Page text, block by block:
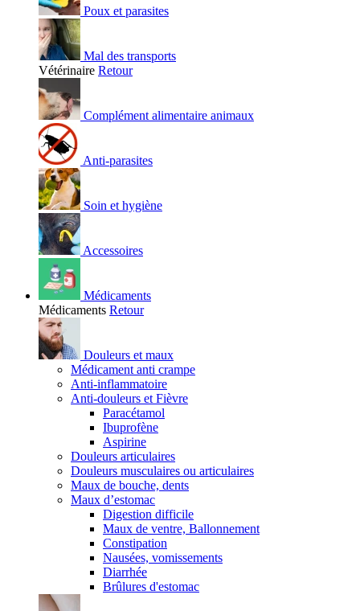
Poux et parasites
Mal des transports
Vétérinaire Retour
Complément alimentaire animaux
Anti-parasites
Soin et hygiène
Accessoires
Médicaments
Médicaments Retour
Douleurs et maux
Médicament anti crampe
Anti-inflammatoire
Anti-douleurs et Fièvre
Paracétamol
Ibuprofène
Aspirine
Douleurs articulaires
Douleurs musculaires ou articulaires
Maux de bouche, dents
Maux d’estomac
Digestion difficile
Maux de ventre, Ballonnement
Constipation
Nausées, vomissements
Diarrhée
Brûlures d'estomac